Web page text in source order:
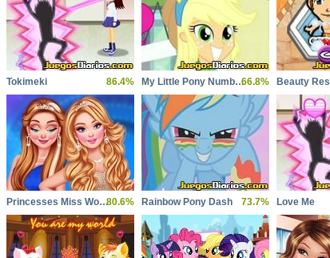
Tokimeki 86.4% My Little Pony Numbers66.8% Beauty
Princesses Miss World Challenge80.6% Rainbow Pony Dash 73.7% Love Me